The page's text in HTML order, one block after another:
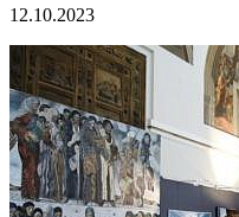
12.10.2023